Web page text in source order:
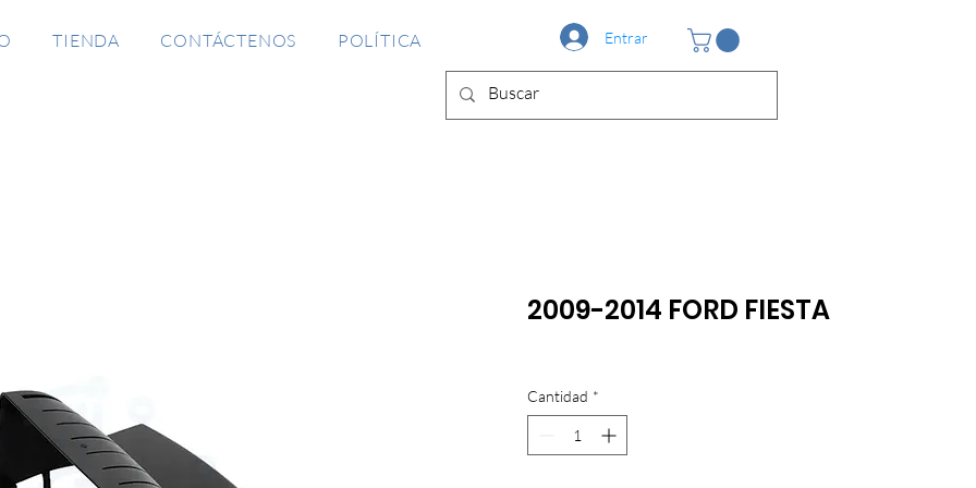
TIENDA CONTÁCTENOS POLÍTICA Entrar
2009-2014 FORD FIESTA
Cantidad *